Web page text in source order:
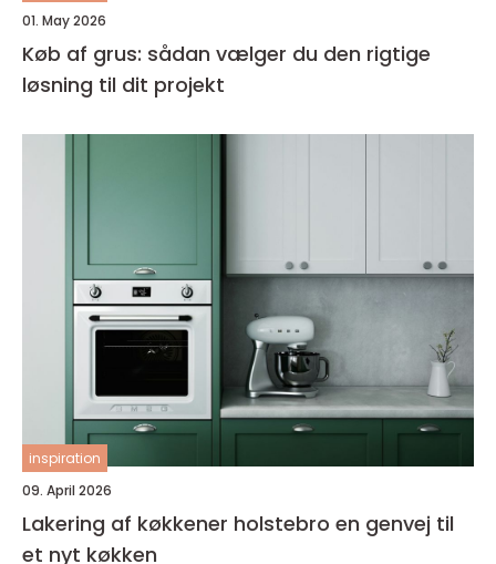
01. May 2026
Køb af grus: sådan vælger du den rigtige
løsning til dit projekt
inspiration
09. April 2026
Lakering af køkkener holstebro en genvej til
et nyt køkken